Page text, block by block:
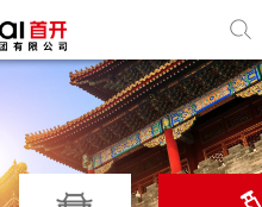
房地简